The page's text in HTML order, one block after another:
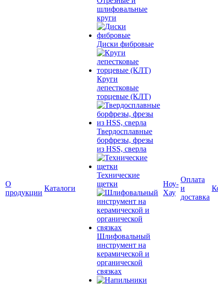
О
продукции
Каталоги
шлифовальные
круги
Диски фибровые
Круги
лепестковые
торцевые (КЛТ)
Твердосплавные
борфрезы, фрезы
из HSS, сверла
Технические
щетки
Шлифовальный
инструмент на
керамической и
органической
связках
Ноу-
Хау
Оплата
и
доставка